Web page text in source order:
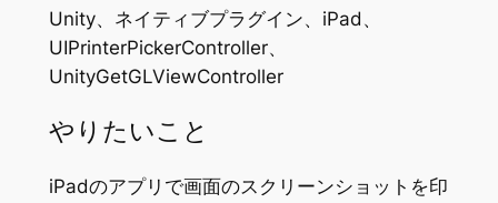
Unity、ネイティブプラグイン、iPad、
UIPrinterPickerController、
UnityGetGLViewController
やりたいこと
iPadのアプリで画面のスクリーンショットを印